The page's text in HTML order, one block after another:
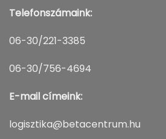
Telefonszámaink:
06-30/221-3385
06-30/756-4694
E-mail címeink:
logisztika@betacentrum.hu